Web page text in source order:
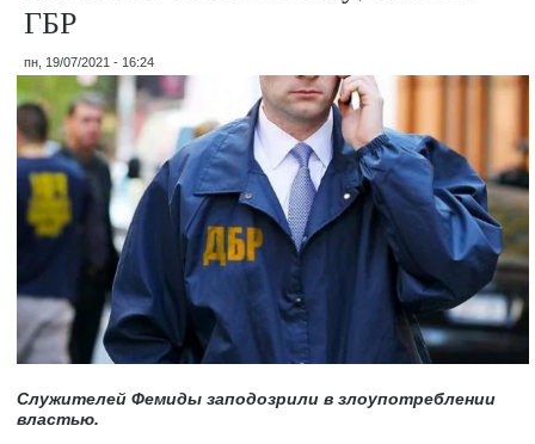
ГБР
пн, 19/07/2021 - 16:24
Служителей Фемиды заподозрили в злоупотреблении
властью.